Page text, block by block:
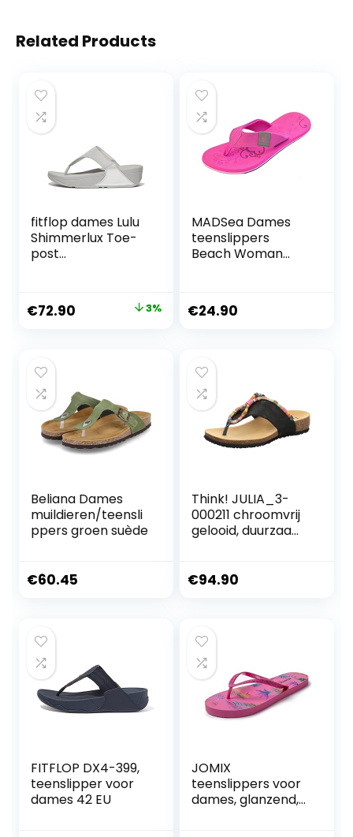
Related Products
fitflop dames Lulu
Shimmerlux Toe-
post
Original
€75.00.
€72.90 3%
MADSea Dames
teenslippers
Beach Woman
Multi
€24.90
Beliana Dames
muildieren/teensli
ppers groen suède
€60.45
Think! JULIA_3-
000211 chroomvrij
gelooid, duurzaam
€94.90
FITFLOP DX4-399,
teenslipper voor
dames 42 EU
JOMIX
teenslippers voor
dames, glanzend,